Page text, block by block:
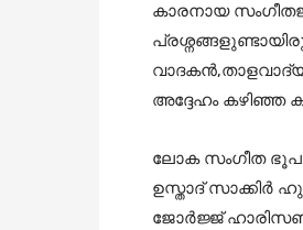
കാരനായ
അദ്ദേഹം കഴിഞ്ഞ
ലോക സംഗീത
ഉസ്താദ് സാക്കിര്‍
ജോര്‍ജ്ജ് ഹാരിസണ്‍